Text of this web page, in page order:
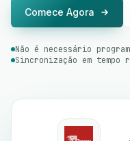
Comece Agora
Não é necessário
Sincronização em tempo